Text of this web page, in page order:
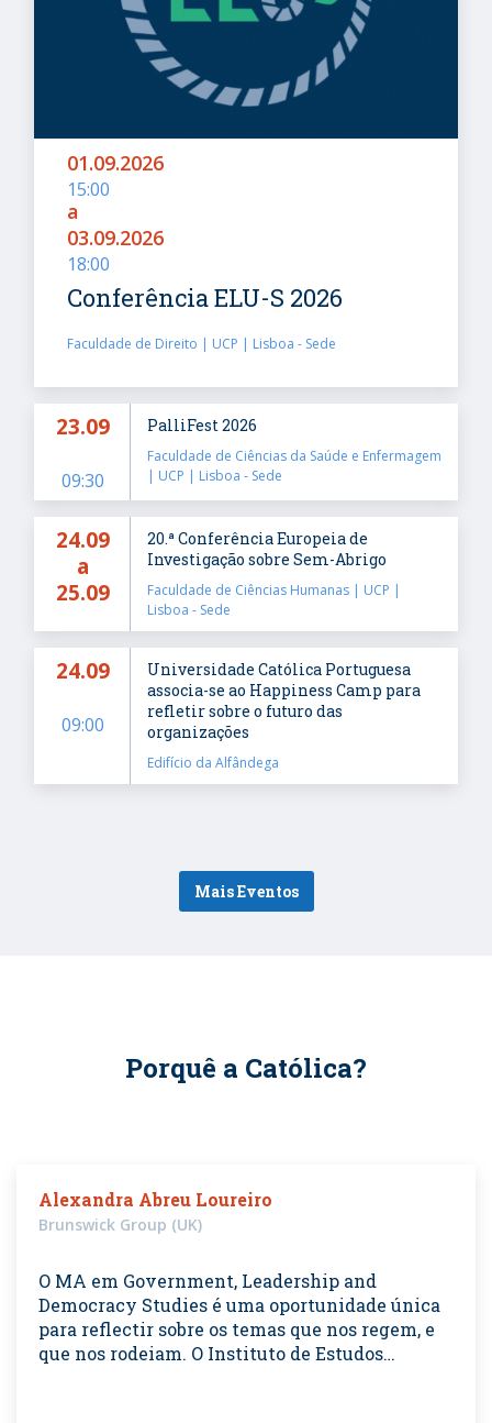
01.09.2026
15:00
a
03.09.2026
18:00
Conferência ELU-S 2026
Faculdade de Direito | UCP | Lisboa - Sede
23.09
09:30
PalliFest 2026
Faculdade de Ciências da Saúde e Enfermagem
| UCP | Lisboa - Sede
24.09
a
25.09
20.ª Conferência Europeia de
Investigação sobre Sem-Abrigo
Faculdade de Ciências Humanas | UCP |
Lisboa - Sede
24.09
09:00
Universidade Católica Portuguesa
associa-se ao Happiness Camp para
refletir sobre o futuro das
organizações
Edifício da Alfândega
Mais Eventos
Porquê a Católica?
Alexandra Abreu Loureiro
Brunswick Group (UK)
O MA em Government, Leadership and
Democracy Studies é uma oportunidade única
para reflectir sobre os temas que nos regem, e
que nos rodeiam. O Instituto de Estudos…